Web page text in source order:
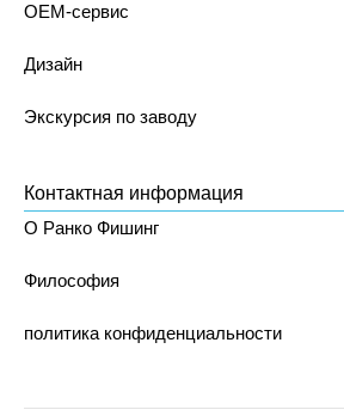
OEM-сервис
Дизайн
Экскурсия по заводу
Контактная информация
О Ранко Фишинг
Философия
политика конфиденциальности